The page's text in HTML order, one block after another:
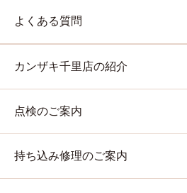
よくある質問
カンザキ千里店の紹介
点検のご案内
持ち込み修理のご案内